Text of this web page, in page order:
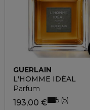
GUERLAIN
L'HOMME IDÉAL
Parfum
193,00 € 5 5